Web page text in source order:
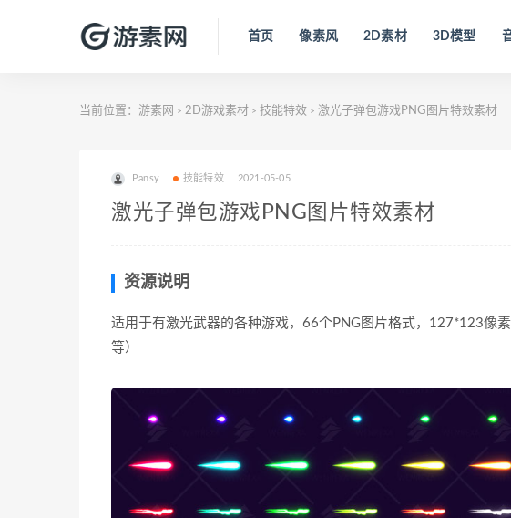
首页 像素风 2D素材 3D模型
当前位置： 游素网 > 2D游戏素材 > 技能特效 > 激光子弹包游戏PNG图片特效素材
Pansy 技能特效 2021-05-05
激光子弹包游戏PNG图片特效素材
资源说明
适用于有激光武器的各种游戏，66个PNG图片格式，127*123像
等）